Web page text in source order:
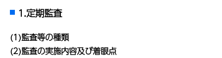
1.定期監査
(1)監査等の種類
(2)監査の実施内容及び着眼点